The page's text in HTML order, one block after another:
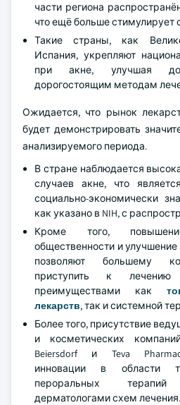
части региона
что ещё больше стимулирует
Такие страны, как
Испания, укрепляют
при акне, улучшая
дорогостоящим методам
Ожидается, что рынок
будет демонстрировать
анализируемого периода.
В стране наблюдается
случаев акне, что
социально-экономически
как указано в NIH, с
Кроме того,
общественности и
позволяют большему
приступить к лечению
преимуществами как
лекарств, так и системной
Более того, присутствие
и косметических
Beiersdorf и Teva
инновации в области
пероральных
дерматологами схем лечения.